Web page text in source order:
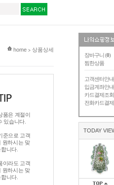
장바구니 (0)
찜한상품
고객센터안내
입금계좌안내
카드결제조회
전화카드결제
TODAY
현재 위치
home > 상품상세
품은 계절이
있습니다.
준으로 고객
원하시는 맞
니다.
이라도 고객
원하시는 맞
니다.